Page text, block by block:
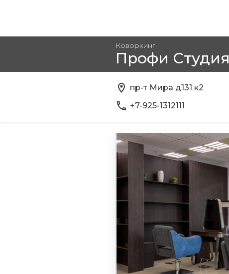
Коворкинг
Профи Студия
пр-т Мира д131 к2
+7-925-1312111